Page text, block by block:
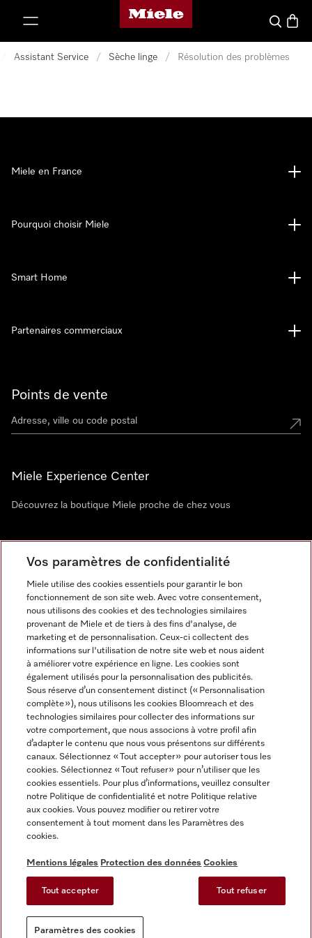
Page d'accueil Miele
Search
Assistant Service / Sèche linge / Résolution des problèmes
Points de vente
Miele Experience Center
Découvrez la boutique Miele proche de chez vous
Newsletter
Miele en France
Pourquoi choisir Miele
Smart Home
Partenaires commerciaux
Mentions légales
CGV
Protection des données
Conditions d'utilisation
Reglement sur les services numeriques
Paramètres des cookies
Miele sur Instagram
Miele sur Facebook
Miele sur Youtube
Vos paramètres de confidentialité
Miele utilise des cookies essentiels pour garantir le bon
fonctionnement de son site web. Avec votre consentement,
nous utilisons des cookies et des technologies similaires
provenant de Miele et de tiers à des fins d'analyse, de
marketing et de personnalisation. Ceux-ci collectent des
informations sur l'utilisation de notre site web et nous aident
à améliorer votre expérience en ligne. Les cookies sont
également utilisés pour la personnalisation des publicités.
Sous réserve d’un consentement distinct (« Personnalisation
complète »), nous utilisons les cookies Bloomreach et des
technologies similaires pour collecter des informations sur
votre comportement, que nous associons à votre profil afin
d’adapter le contenu que nous vous présentons sur différents
canaux. Sélectionnez « Tout accepter » pour autoriser tous les
cookies. Sélectionnez « Tout refuser » pour n’utiliser que les
cookies essentiels. Pour plus d’informations, veuillez consulter
notre Politique de confidentialité et notre Politique relative
aux cookies. Vous pouvez modifier ou retirer votre
consentement à tout moment dans les Paramètres des
cookies.
Mentions légales Protection des données Cookies
Tout accepter Tout refuser
Paramètres des cookies